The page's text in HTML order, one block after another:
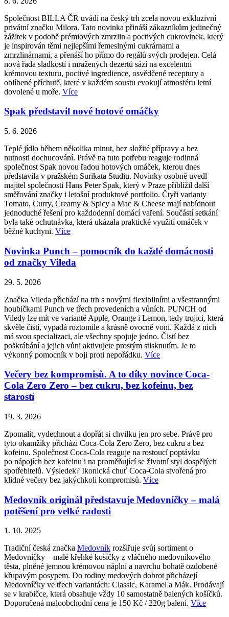
Společnost BILLA ČR uvádí na český trh zcela novou exkluzivní
privátní značku Milora. Tato novinka přináší zákazníkům jedinečný
zážitek v podobě prémiových zmrzlin a poctivých cukrovinek, který
je inspirován těmi nejlepšími řemeslnými cukrárnami a
zmrzlinárnami, a přenáší ho přímo do regálů svých prodejen. Celá
nová řada sladkostí i mražených dezertů sází na excelentní
krémovou texturu, poctivé ingredience, osvědčené receptury a
oblíbené příchutě, které v každém soustu evokují atmosféru letní
dovolené u moře. Více
Spak představil nové hotové omáčky
5. 6. 2026
Teplé jídlo během několika minut, bez složité přípravy a bez
nutnosti dochucování. Právě na tuto potřebu reaguje rodinná
společnost Spak novou řadou hotových omáček, kterou dnes
představila v pražském Surikata Studiu. Novinky osobně uvedl
majitel společnosti Hans Peter Spak, který v Praze přiblížil další
směřování značky i letošní produktové portfolio. Čtyři varianty
Tomato, Curry, Creamy & Spicy a Mac & Cheese mají nabídnout
jednoduché řešení pro každodenní domácí vaření. Součástí setkání
byla také ochutnávka, která ukázala praktické využití omáček v
běžné kuchyni. Více
Novinka Punch – pomocník do každé domácnosti
od značky Vileda
29. 5. 2026
Značka Vileda přichází na trh s novými flexibilními a všestrannými
houbičkami Punch ve třech provedeních a vůních. PUNCH od
Viledy lze mít ve variantě Apple, Orange i Lemon, tedy trojici, která
skvěle čistí, vypadá roztomile a krásně ovocně voní. Každá z nich
má svou specializaci, ale všechny spojuje jedno. Čistí bez
poškrábání a jejich vůni aktivujete prostým stisknutím. Je to
výkonný pomocník v boji proti nepořádku. Více
Večery bez kompromisů. A to díky novince Coca-
Cola Zero Zero – bez cukru, bez kofeinu, bez
starostí
19. 3. 2026
Zpomalit, vydechnout a dopřát si chvilku jen pro sebe. Právě pro
tyto okamžiky přichází Coca-Cola Zero Zero, bez cukru a bez
kofeinu. Společnost Coca-Cola reaguje na rostoucí poptávku
po nápojích bez kofeinu i na proměňující se životní styl dospělých
spotřebitelů. Výsledek? Ikonická chuť Coca-Cola stvořená pro
klidné večery bez jakýchkoli kompromisů. Více
Medovník originál představuje Medovníčky – malá
potěšení pro velké radosti
1. 10. 2025
Tradiční česká značka Medovník rozšiřuje svůj sortiment o
Medovníčky – malé křehké košíčky z vláčného medovníkového
těsta, plněné jemnou krémovou náplní a navrchu bohatě ozdobené
křupavým posypem. Do rodiny medových dobrot přicházejí
Medovníčky ve třech variantách: Classic, Karamel a Mák. Prodávají
se v krabičce, která obsahuje vždy 10 samostatně balených košíčků.
Doporučená maloobchodní cena je 150 Kč / 220g balení. Více